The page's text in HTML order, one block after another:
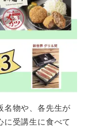
名物や、各先生が
に受講生に食べて